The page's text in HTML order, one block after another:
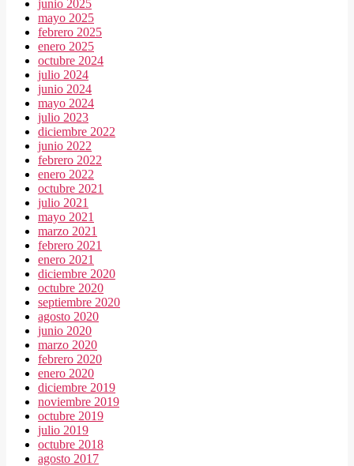
junio 2025
mayo 2025
febrero 2025
enero 2025
octubre 2024
julio 2024
junio 2024
mayo 2024
julio 2023
diciembre 2022
junio 2022
febrero 2022
enero 2022
octubre 2021
julio 2021
mayo 2021
marzo 2021
febrero 2021
enero 2021
diciembre 2020
octubre 2020
septiembre 2020
agosto 2020
junio 2020
marzo 2020
febrero 2020
enero 2020
diciembre 2019
noviembre 2019
octubre 2019
julio 2019
octubre 2018
agosto 2017